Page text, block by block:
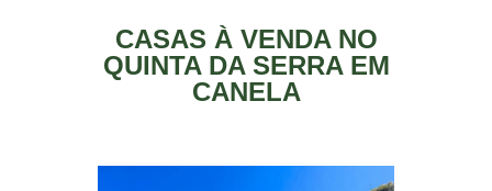
CASAS À VENDA NO
QUINTA DA SERRA EM
CANELA